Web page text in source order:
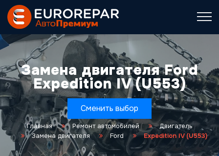
Замена двигателя Ford
Expedition IV (U553)
Сменить выбор
Главная Ремонт автомобилей
Двигатель
Замена двигателя
Ford Expedition IV (U553)